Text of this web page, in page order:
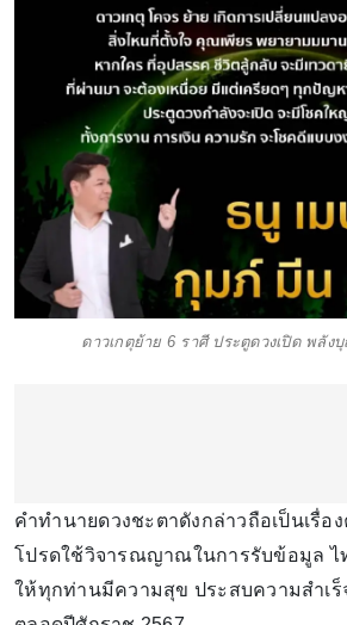
ดาวเกตุย้าย 6 ราศี ประตูดวงเปิด พลั
คำทำนายดวงชะตาดังกล่าวถือเป็นเรื่อ
โปรดใช้วิจารณญาณในการรับข้อมูล ไ
ให้ทุกท่านมีความสุข ประสบความสำเร็